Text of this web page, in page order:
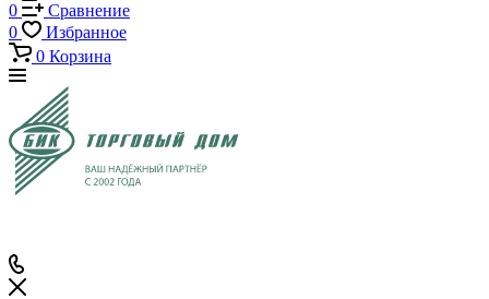
0
Сравнение
0
Избранное
0 Корзина